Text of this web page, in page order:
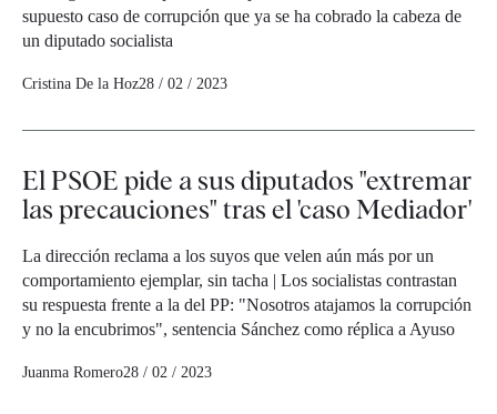
supuesto caso de corrupción que ya se ha cobrado la cabeza de
un diputado socialista
Cristina De la Hoz28 / 02 / 2023
El PSOE pide a sus diputados "extremar
las precauciones" tras el 'caso Mediador'
La dirección reclama a los suyos que velen aún más por un
comportamiento ejemplar, sin tacha | Los socialistas contrastan
su respuesta frente a la del PP: "Nosotros atajamos la corrupción
y no la encubrimos", sentencia Sánchez como réplica a Ayuso
Juanma Romero28 / 02 / 2023